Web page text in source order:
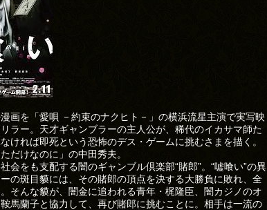
画を「愛唄 －約束のナクヒト－」の横浜流星主演で実写映
ラー。天才ギャンブラーの主人公が、稀代のイカサマ師た
ければ即死という恐怖のデス・ゲームに挑むさまを描く。
だけなのに」の中田秀夫。
会をも支配する闇のギャンブル倶楽部“賭郎”。“嘘喰い”の異
の斑目貘には、その賭郎の頂点を決する大勝負に敗れ、全
そんな貘が、闇金に追われる青年・梶隆臣、闇カジノのオ
馬蘭子と協力して、再び賭郎に挑むことに。相手は一流の